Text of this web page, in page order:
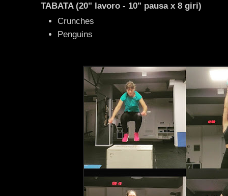
TABATA (20" lavoro - 10" pausa x 8 giri)
Crunches
Penguins